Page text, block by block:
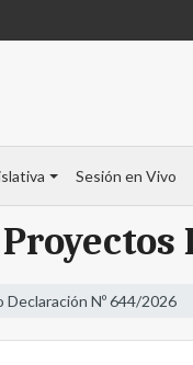
Sesión en Vivo
Proyectos
Declaración Nº 644/2026